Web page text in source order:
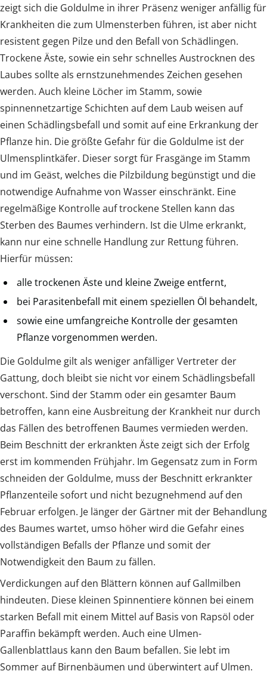
zeigt sich die Goldulme in ihrer Präsenz weniger anfällig für
Krankheiten die zum Ulmensterben führen, ist aber nicht
resistent gegen Pilze und den Befall von Schädlingen.
Trockene Äste, sowie ein sehr schnelles Austrocknen des
Laubes sollte als ernstzunehmendes Zeichen gesehen
werden. Auch kleine Löcher im Stamm, sowie
spinnennetzartige Schichten auf dem Laub weisen auf
einen Schädlingsbefall und somit auf eine Erkrankung der
Pflanze hin. Die größte Gefahr für die Goldulme ist der
Ulmensplintkäfer. Dieser sorgt für Frasgänge im Stamm
und im Geäst, welches die Pilzbildung begünstigt und die
notwendige Aufnahme von Wasser einschränkt. Eine
regelmäßige Kontrolle auf trockene Stellen kann das
Sterben des Baumes verhindern. Ist die Ulme erkrankt,
kann nur eine schnelle Handlung zur Rettung führen.
Hierfür müssen:
alle trockenen Äste und kleine Zweige entfernt,
bei Parasitenbefall mit einem speziellen Öl behandelt,
sowie eine umfangreiche Kontrolle der gesamten
Pflanze vorgenommen werden.
Die Goldulme gilt als weniger anfälliger Vertreter der
Gattung, doch bleibt sie nicht vor einem Schädlingsbefall
verschont. Sind der Stamm oder ein gesamter Baum
betroffen, kann eine Ausbreitung der Krankheit nur durch
das Fällen des betroffenen Baumes vermieden werden.
Beim Beschnitt der erkrankten Äste zeigt sich der Erfolg
erst im kommenden Frühjahr. Im Gegensatz zum in Form
schneiden der Goldulme, muss der Beschnitt erkrankter
Pflanzenteile sofort und nicht bezugnehmend auf den
Februar erfolgen. Je länger der Gärtner mit der Behandlung
des Baumes wartet, umso höher wird die Gefahr eines
vollständigen Befalls der Pflanze und somit der
Notwendigkeit den Baum zu fällen.
Verdickungen auf den Blättern können auf Gallmilben
hindeuten. Diese kleinen Spinnentiere können bei einem
starken Befall mit einem Mittel auf Basis von Rapsöl oder
Paraffin bekämpft werden. Auch eine Ulmen-
Gallenblattlaus kann den Baum befallen. Sie lebt im
Sommer auf Birnenbäumen und überwintert auf Ulmen.